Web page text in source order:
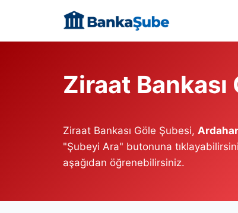
content
Ziraat Bankası
Ziraat Bankası Göle Şubesi,
"Şubeyi Ara" butonuna
aşağıdan öğrenebilirsiniz.